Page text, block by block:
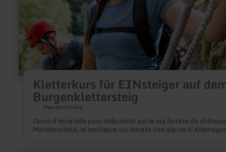
Kletterkurs für EINsteiger auf
Burgenklettersteig
Manderscheid
Cours d'escalade pour débutants sur la via ferrata du
Manderscheid, la meilleure via ferrata non alpine